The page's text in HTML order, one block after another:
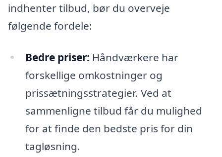
indhenter tilbud, bør du overveje
følgende fordele:
Bedre priser: Håndværkere har
forskellige omkostninger og
prissætningsstrategier. Ved at
sammenligne tilbud får du mulighed
for at finde den bedste pris for din
tagløsning.